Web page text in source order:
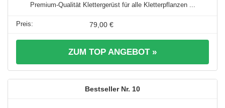
Premium-Qualität Klettergerüst für alle Kletterpflanzen ...
79,00 €
ZUM TOP ANGEBOT »
10